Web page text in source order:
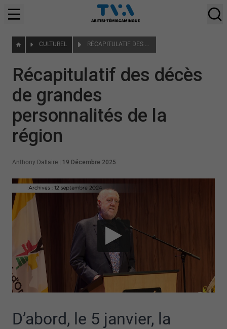
CULTUREL RÉCAPITULATIF DES DÉCÈS DE GRANDES PERSONNALITÉS DE LA RÉGION
Récapitulatif des décès
de grandes
personnalités de la
région
Anthony Dallaire 19 Décembre 2025
D’abord, le 5 janvier, la